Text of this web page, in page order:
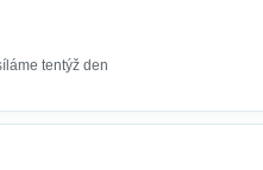
tentýž den